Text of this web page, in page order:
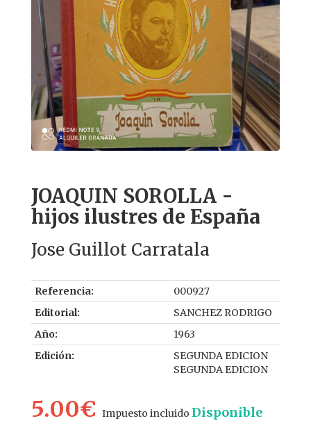
JOAQUIN SOROLLA -
hijos ilustres de España
Jose Guillot Carratala
Referencia:
000927
Editorial:
SANCHEZ RODRIGO
Año:
1963
Edición:
SEGUNDA EDICION
SEGUNDA EDICION
5.00€ Impuesto incluido Disponible